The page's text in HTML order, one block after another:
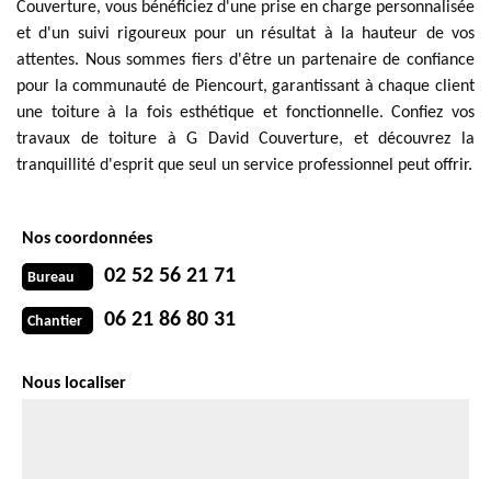
Couverture, vous bénéficiez d'une prise en charge personnalisée
et d'un suivi rigoureux pour un résultat à la hauteur de vos
attentes. Nous sommes fiers d'être un partenaire de confiance
pour la communauté de Piencourt, garantissant à chaque client
une toiture à la fois esthétique et fonctionnelle. Confiez vos
travaux de toiture à G David Couverture, et découvrez la
tranquillité d'esprit que seul un service professionnel peut offrir.
Nos coordonnées
Bureau 02 52 56 21 71
Chantier 06 21 86 80 31
Nous localiser